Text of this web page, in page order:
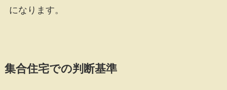
になります。
集合住宅での判断基準